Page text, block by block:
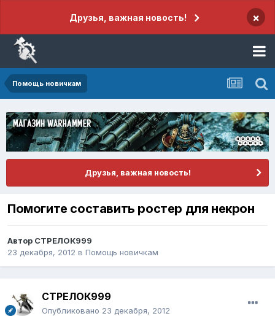
Друзья, важная новость! ×
Помощь новичкам
Друзья, важная новость!
Помогите составить ростер для некрон
Автор СТРЕЛОК999
23 декабря, 2012 в Помощь новичкам
СТРЕЛОК999
Опубликовано 23 декабря, 2012